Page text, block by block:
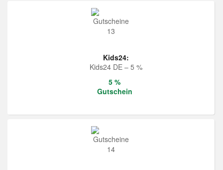
Kids24:
Kids24 DE – 5 %
5 %
Gutschein